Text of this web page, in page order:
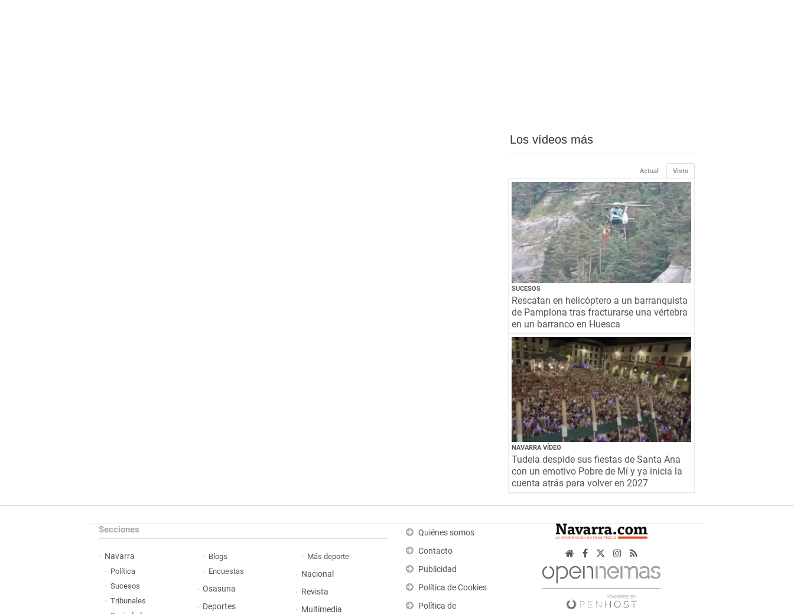
Los vídeos más
Visto
Actual
SUCESOS
Rescatan en helicóptero a un barranquista
de Pamplona tras fracturarse una vértebra
en un barranco en Huesca
NAVARRA VÍDEO
Tudela despide sus fiestas de Santa Ana
con un emotivo Pobre de Mí y ya inicia la
cuenta atrás para volver en 2027
Secciones
Navarra
Política
Sucesos
Tribunales
Blogs
Encuestas
Osasuna
Deportes
Más deporte
Nacional
Revista
Multimedia
Quiénes somos
Contacto
Publicidad
Política de Cookies
Política de